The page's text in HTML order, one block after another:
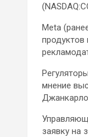
Meta
продуктов
мнение
заявку на